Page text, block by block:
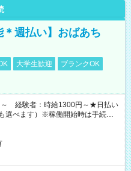
＊週払い】おばあち
大学生歓迎
ブランクOK
～ 経験者：時給1300円～★日払い
選べます）※稼働開始時は手続き完
。